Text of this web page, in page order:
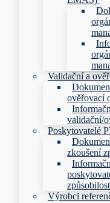
Validační a
ověřovací
validační/
Poskytovatelé
zkoušení
Výrobci